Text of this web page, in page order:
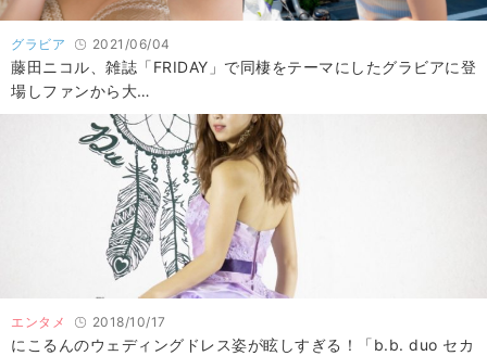
グラビア 2021/06/04
藤田ニコル、雑誌「FRIDAY」で同棲をテーマにしたグラビアに登
場しファンから大…
エンタメ 2018/10/17
にこるんのウェディングドレス姿が眩しすぎる！「b.b. duo セカ